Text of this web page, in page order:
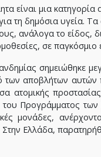
είναι μια
τη δημόσια υγεία. Τα
ανάλογα το είδος,
σε
σημειώθηκε
αποβλήτων αυτών
ατομικής
Προγράμματος
μονάδες,
Ελλάδα,